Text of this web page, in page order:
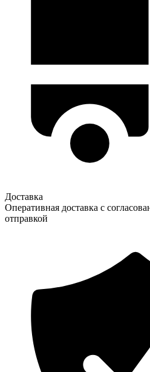
Доставка
Оперативная доставка с
отправкой